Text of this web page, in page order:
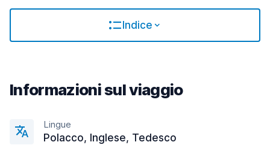
Indice
Informazioni sul viaggio
Lingue
Polacco, Inglese, Tedesco